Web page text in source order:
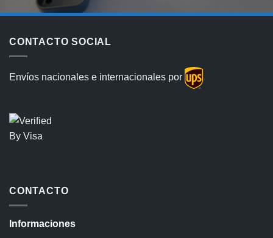
CONTACTO SOCIAL
Envíos nacionales e internacionales por
CONTACTO
Informaciones